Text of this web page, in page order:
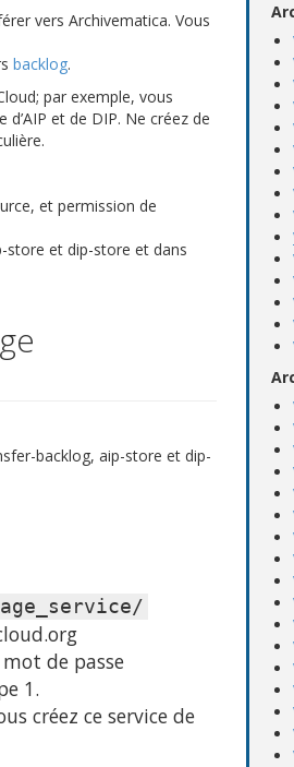
vers Archivematica. Vous
backlog.
par exemple, vous
et de DIP. Ne créez de
et permission de
store et dip-store et dans
backlog, aip-store et dip-
de passe
1.
créez ce service de